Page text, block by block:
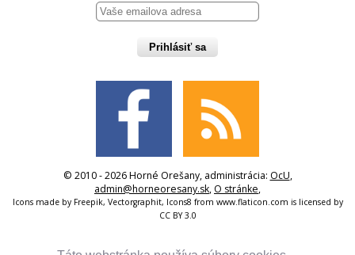
Prihlásiť sa
© 2010 - 2026 Horné Orešany, administrácia: OcU,
admin@horneoresany.sk, O stránke,
Icons made by Freepik, Vectorgraphit, Icons8 from www.flaticon.com is licensed by
CC BY 3.0